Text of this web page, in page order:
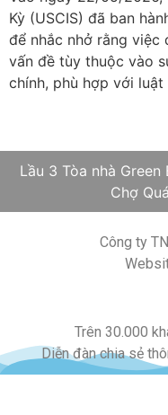
Kỳ (USCIS) đã ban
để nhắc nhở rằng việc
vấn đề tùy thuộc vào
chính, phù hợp với
Lầu 3 Tòa nhà
Chợ
Công ty
Trên 30.000
Diễn đàn chia sẻ